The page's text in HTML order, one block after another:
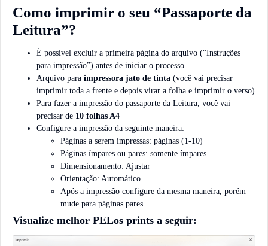
Como imprimir o seu “Passaporte da
Leitura”?
É possível excluir a primeira página do arquivo (“Instruções
para impressão”) antes de iniciar o processo
Arquivo para impressora jato de tinta (você vai precisar
imprimir toda a frente e depois virar a folha e imprimir o verso)
Para fazer a impressão do passaporte da Leitura, você vai
precisar de 10 folhas A4
Configure a impressão da seguinte maneira:
Páginas a serem impressas: páginas (1-10)
Páginas ímpares ou pares: somente ímpares
Dimensionamento: Ajustar
Orientação: Automático
Após a impressão configure da mesma maneira, porém
mude para páginas pares.
Visualize melhor PELos prints a seguir: